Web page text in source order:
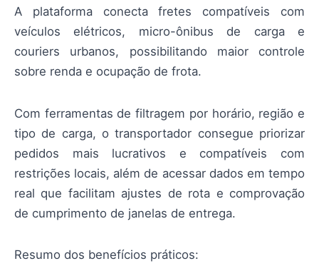
A plataforma conecta fretes compatíveis com
veículos elétricos, micro-ônibus de carga e
couriers urbanos, possibilitando maior controle
sobre renda e ocupação de frota.
Com ferramentas de filtragem por horário, região e
tipo de carga, o transportador consegue priorizar
pedidos mais lucrativos e compatíveis com
restrições locais, além de acessar dados em tempo
real que facilitam ajustes de rota e comprovação
de cumprimento de janelas de entrega.
Resumo dos benefícios práticos: